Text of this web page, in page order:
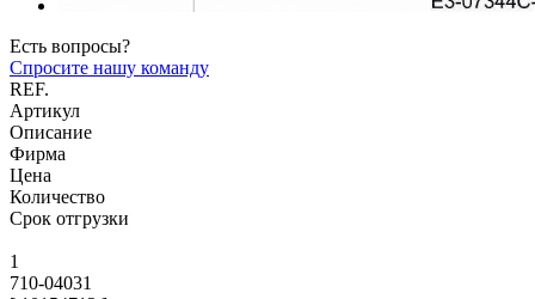
Есть вопросы?
Спросите нашу команду
REF.
Артикул
Описание
Фирма
Цена
Количество
Срок отгрузки
1
710-04031